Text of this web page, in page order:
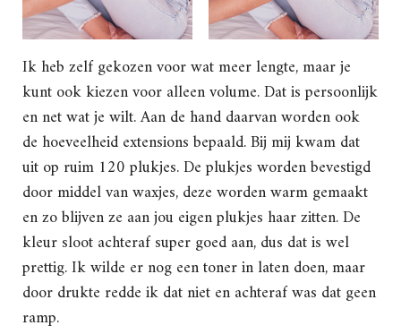
Ik heb zelf gekozen voor wat meer lengte, maar je
kunt ook kiezen voor alleen volume. Dat is persoonlijk
en net wat je wilt. Aan de hand daarvan worden ook
de hoeveelheid extensions bepaald. Bij mij kwam dat
uit op ruim 120 plukjes. De plukjes worden bevestigd
door middel van waxjes, deze worden warm gemaakt
en zo blijven ze aan jou eigen plukjes haar zitten. De
kleur sloot achteraf super goed aan, dus dat is wel
prettig. Ik wilde er nog een toner in laten doen, maar
door drukte redde ik dat niet en achteraf was dat geen
ramp.